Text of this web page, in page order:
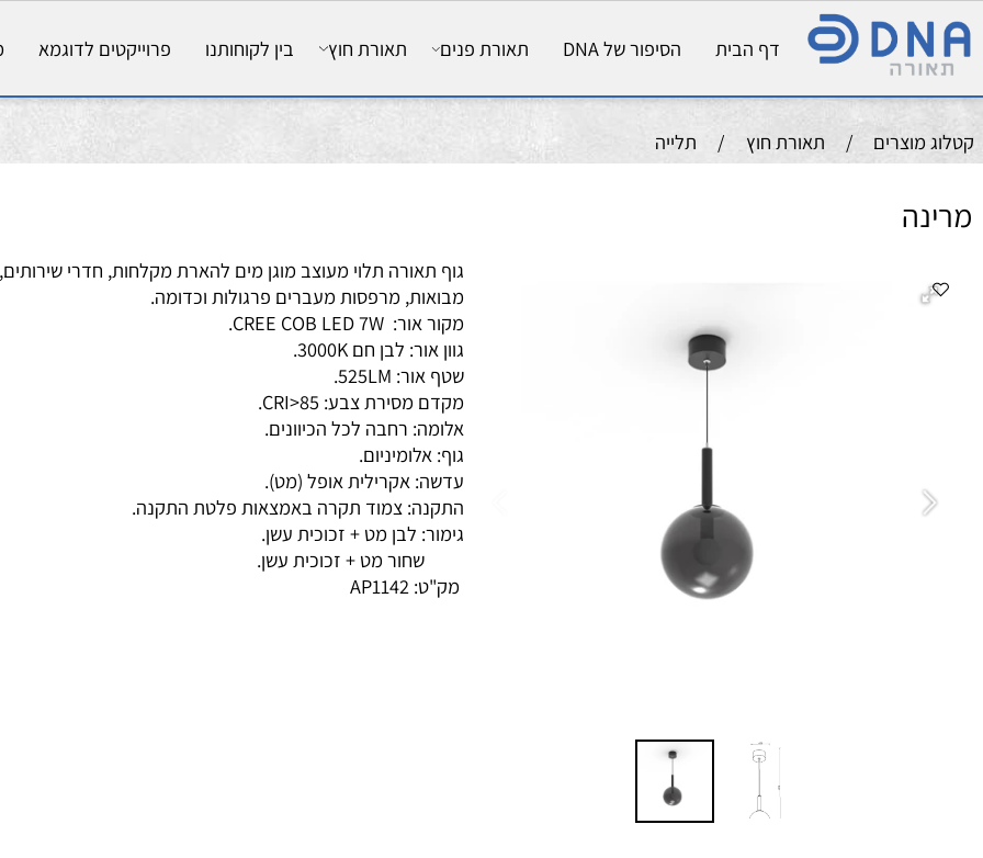
דף הבית הסיפור של DNA תאורת פנים תאורת חוץ בין לקוחותנו פרוייקטים לדוגמא
/ תאורת חוץ / תלייה
גוף תאורה תלוי מעוצב מוגן מים להארת מקלחות, חדרי שירותים,
מבואות, מרפסות מעברים פרגולות וכדומה.
מקור אור: CREE COB LED 7W.
גוון אור: לבן חם 3000K.
שטף אור: 525LM.
מקדם מסירת צבע: CRI>85.
אלומה: רחבה לכל הכיוונים.
גוף: אלומיניום.
עדשה: אקרילית אופל (מט).
התקנה: צמוד תקרה באמצאות פלטת התקנה.
גימור: לבן מט + זכוכית עשן.
שחור מט + זכוכית עשן.